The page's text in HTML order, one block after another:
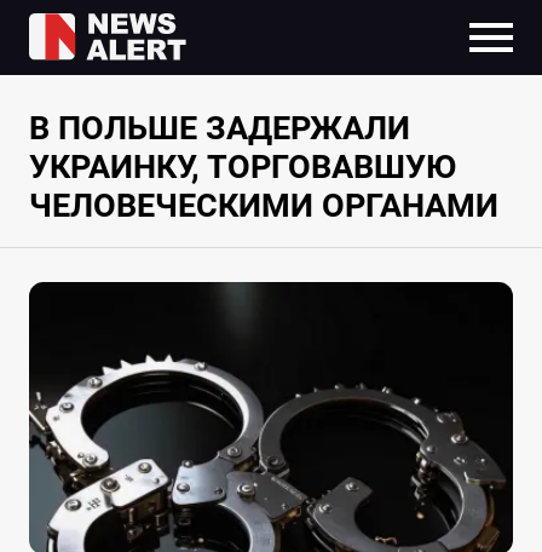
В ПОЛЬШЕ ЗАДЕРЖАЛИ
УКРАИНКУ, ТОРГОВАВШУЮ
ЧЕЛОВЕЧЕСКИМИ ОРГАНАМИ